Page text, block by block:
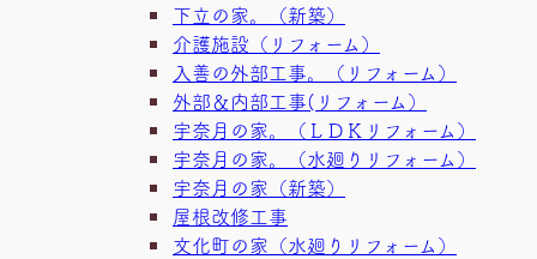
下立の家。（新築）
介護施設（リフォーム）
入善の外部工事。（リフォーム）
外部＆内部工事(リフォーム）
宇奈月の家。（ＬＤＫリフォーム）
宇奈月の家。（水廻りリフォーム）
宇奈月の家（新築）
屋根改修工事
文化町の家（水廻りリフォーム）